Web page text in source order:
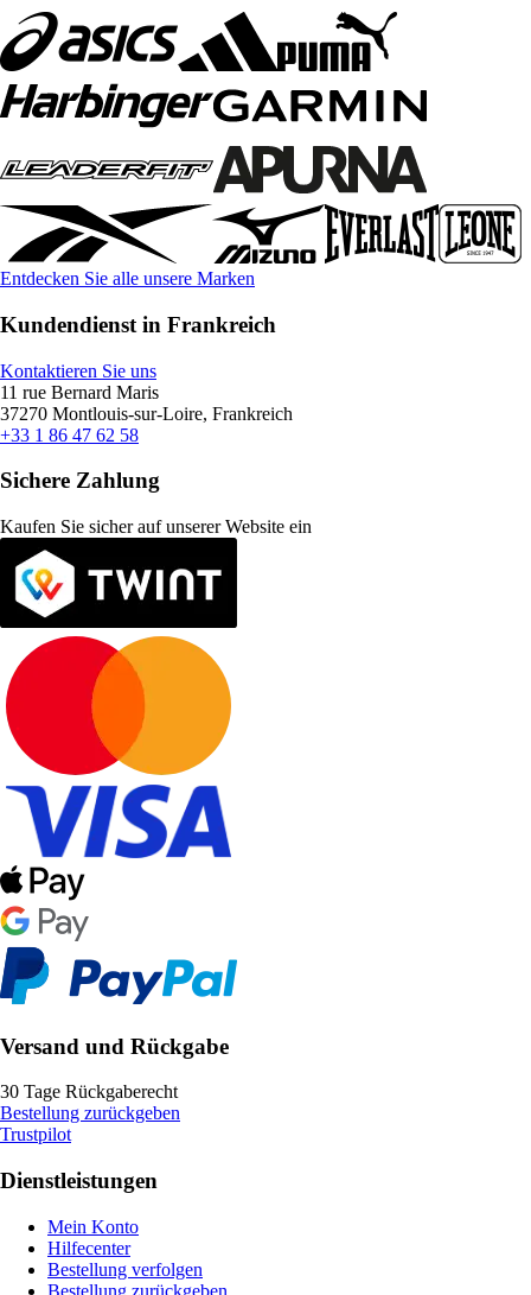
Entdecken Sie alle unsere Marken
Kundendienst in Frankreich
Kontaktieren Sie uns
11 rue Bernard Maris
37270 Montlouis-sur-Loire, Frankreich
+33 1 86 47 62 58
Sichere Zahlung
Kaufen Sie sicher auf unserer Website ein
Versand und Rückgabe
30 Tage Rückgaberecht
Bestellung zurückgeben
Trustpilot
Dienstleistungen
Mein Konto
Hilfecenter
Bestellung verfolgen
Bestellung zurückgeben